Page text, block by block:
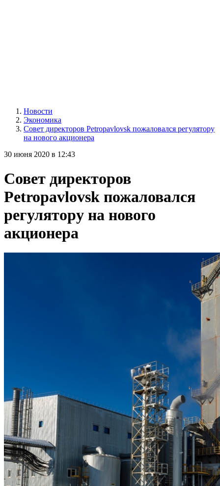
Новости
Экономика
Совет директоров Petropavlovsk пожаловался регулятору
на нового акционера
30 июня 2020 в 12:43
Совет директоров
Petropavlovsk пожаловался
регулятору на нового
акционера